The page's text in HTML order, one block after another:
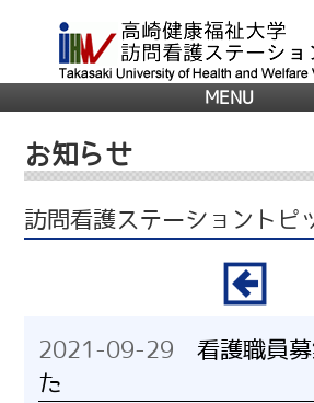
MENU
お知らせ
訪問看護ステーショントピ
2021-09-29 看護職員
た